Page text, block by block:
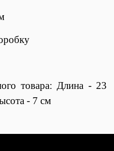
товара: Длина - 23
- 7 см